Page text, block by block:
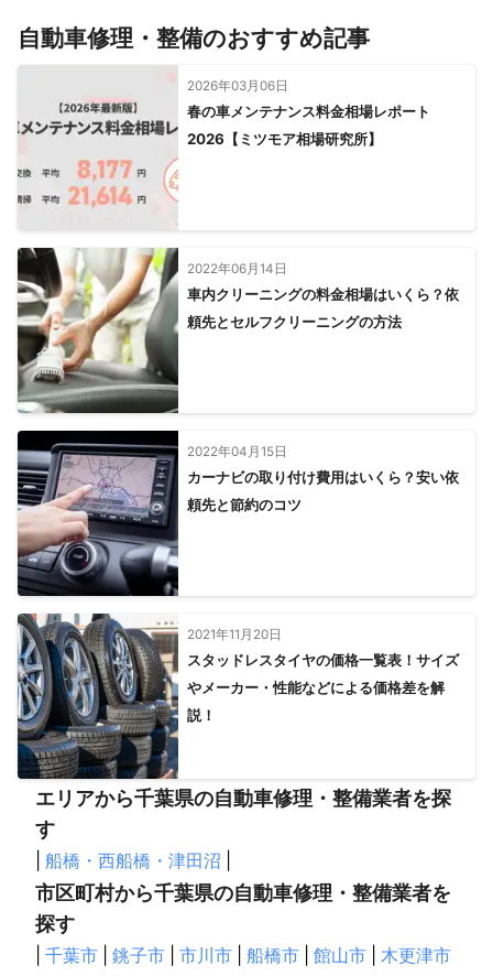
すべて見る
自動車修理・整備のおすすめ記事
2026年03月06日
春の車メンテナンス料金相場レポート
2026【ミツモア相場研究所】
2022年06月14日
車内クリーニングの料金相場はいくら？依
頼先とセルフクリーニングの方法
2022年04月15日
カーナビの取り付け費用はいくら？安い依
頼先と節約のコツ
2021年11月20日
スタッドレスタイヤの価格一覧表！サイズ
やメーカー・性能などによる価格差を解
説！
エリアから千葉県の自動車修理・整備業者を探
す
船橋・西船橋・津田沼
市区町村から千葉県の自動車修理・整備業者を
探す
千葉市 銚子市 市川市 船橋市 館山市
木更津市